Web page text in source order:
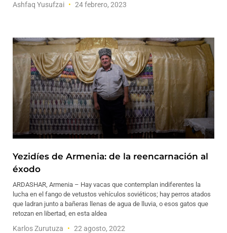
Ashfaq Yusufzai 24 febrero, 2023
Yezidíes de Armenia: de la reencarnación al
éxodo
ARDASHAR, Armenia – Hay vacas que contemplan indiferentes la
lucha en el fango de vetustos vehículos soviéticos; hay perros atados
que ladran junto a bañeras llenas de agua de lluvia, o esos gatos que
retozan en libertad, en esta aldea
Karlos Zurutuza 22 agosto, 2022